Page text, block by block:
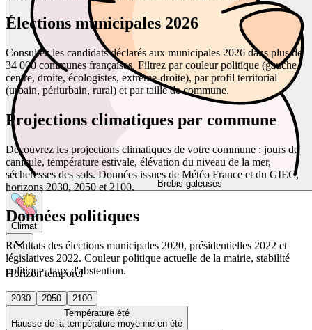
Brebis galeuses
Climat
Horizon temporel
2030 2050
2100
Température été
Hausse de la température moyenne en été
Élections municipales 2026
Consultez les candidats déclarés aux municipales 2026 dans plus de
34 000 communes françaises. Filtrez par couleur politique (gauche,
centre, droite, écologistes, extrême-droite), par profil territorial
(urbain, périurbain, rural) et par taille de commune.
Projections climatiques par commune
Découvrez les projections climatiques de votre commune : jours de
canicule, température estivale, élévation du niveau de la mer,
sécheresses des sols. Données issues de Météo France et du GIEC,
horizons 2030, 2050 et 2100.
Données politiques
Résultats des élections municipales 2020, présidentielles 2022 et
législatives 2022. Couleur politique actuelle de la mairie, stabilité
politique, taux d'abstention.